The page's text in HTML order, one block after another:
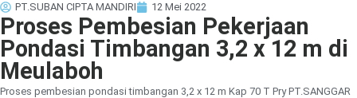
PT.SUBAN CIPTA MANDIRI 12 Mei 2022
Proses Pembesian Pekerjaan
Pondasi Timbangan 3,2 x 12 m di
Meulaboh
Proses pembesian pondasi timbangan 3,2 x 12 m Kap 70 T Pry PT.SANGGAR